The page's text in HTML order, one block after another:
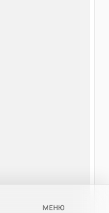
МЕНЮ